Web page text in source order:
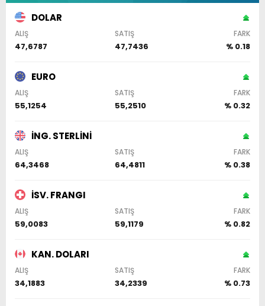
DOLAR
ALIŞ SATIŞ FARK
47,6787 47,7436 % 0.18
EURO
ALIŞ SATIŞ FARK
55,1254 55,2510 % 0.32
İNG. STERLİNİ
ALIŞ SATIŞ FARK
64,3468 64,4811 % 0.38
İSV. FRANGI
ALIŞ SATIŞ FARK
59,0083 59,1179 % 0.82
KAN. DOLARI
ALIŞ SATIŞ FARK
34,1883 34,2339 % 0.73